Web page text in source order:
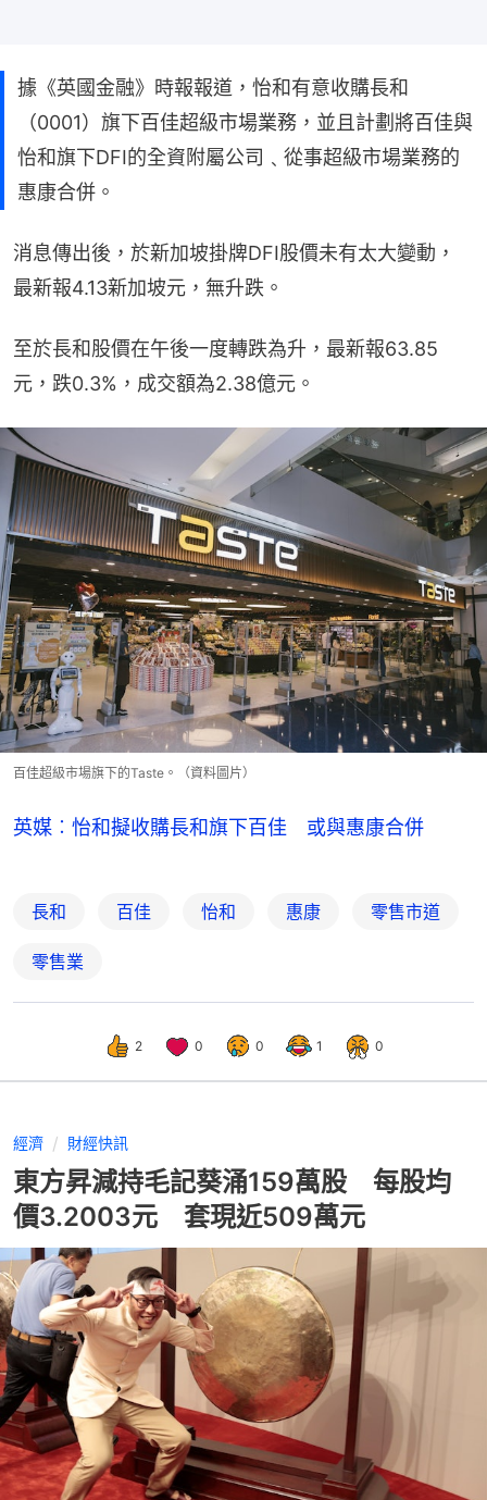
據《英國金融》時報報道，怡和有意收購長和
（0001）旗下百佳超級市場業務，並且計劃將百佳與
怡和旗下DFI的全資附屬公司﹑從事超級市場業務的
惠康合併。
消息傳出後，於新加坡掛牌DFI股價未有太大變動，
最新報4.13新加坡元，無升跌。
至於長和股價在午後一度轉跌為升，最新報63.85
元，跌0.3%，成交額為2.38億元。
百佳超級市場旗下的Taste。（資料圖片）
英媒︰怡和擬收購長和旗下百佳 或與惠康合併
長和 百佳 怡和 惠康 零售市道
零售業
2 0 0 1 0
經濟 財經快訊
東方昇減持毛記葵涌159萬股 每股均
價3.2003元 套現近509萬元